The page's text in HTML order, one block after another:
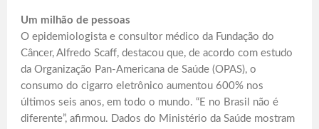
Um milhão de pessoas
O epidemiologista e consultor médico da Fundação do
Câncer, Alfredo Scaff, destacou que, de acordo com estudo
da Organização Pan-Americana de Saúde (OPAS), o
consumo do cigarro eletrônico aumentou 600% nos
últimos seis anos, em todo o mundo. “E no Brasil não é
diferente”, afirmou. Dados do Ministério da Saúde mostram